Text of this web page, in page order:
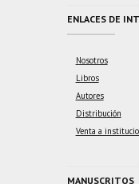
ENLACES DE
Nosotros
Libros
Autores
Distribución
Venta a
MANUSCRITOS